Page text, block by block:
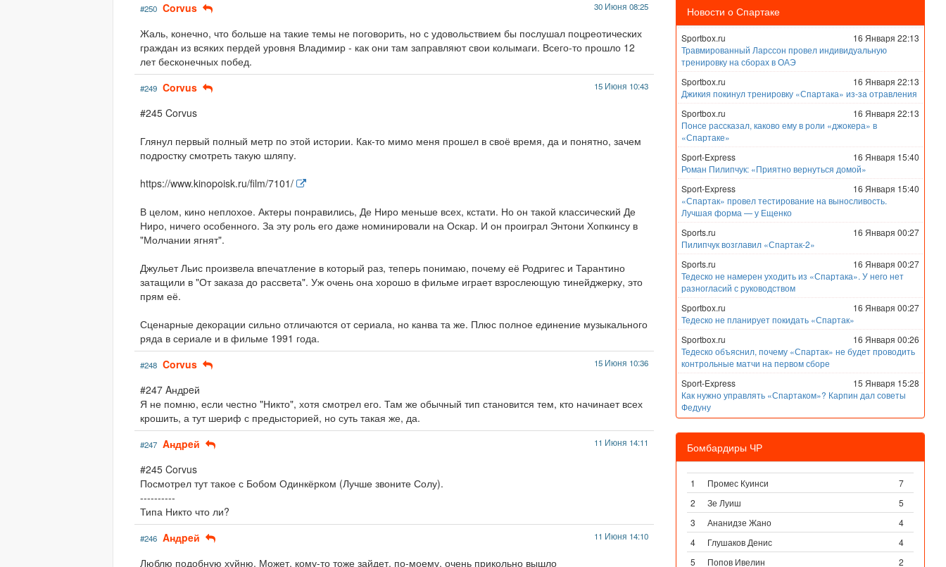
#250 Corvus 30 Июня 08:25
Жаль, конечно, что больше на такие темы не поговорить, но с удовольствием бы послушал поцреотических
граждан из всяких пердей уровня Владимир - как они там заправляют свои колымаги. Всего-то прошло 12
лет бесконечных побед.
#249 Corvus 15 Июня 10:43
#245 Corvus
Глянул первый полный метр по этой истории. Как-то мимо меня прошел в своё время, да и понятно, зачем
подростку смотреть такую шляпу.
https://www.kinopoisk.ru/film/7101/
В целом, кино неплохое. Актеры понравились, Де Ниро меньше всех, кстати. Но он такой классический Де
Ниро, ничего особенного. За эту роль его даже номинировали на Оскар. И он проиграл Энтони Хопкинсу в
"Молчании ягнят".
Джульет Льис произвела впечатление в который раз, теперь понимаю, почему её Родригес и Тарантино
затащили в "От заказа до рассвета". Уж очень она хорошо в фильме играет взрослеющую тинейджерку, это
прям её.
Сценарные декорации сильно отличаются от сериала, но канва та же. Плюс полное единение музыкального
ряда в сериале и в фильме 1991 года.
#248 Corvus 15 Июня 10:36
#247 Aндpeй
Я не помню, если честно "Никто", хотя смотрел его. Там же обычный тип становится тем, кто начинает всех
крошить, а тут шериф с предысторией, но суть такая же, да.
#247 Aндpeй 11 Июня 14:11
#245 Corvus
Посмотрел тут такое с Бобом Одинкёрком (Лучше звоните Солу).
----------
Типа Никто что ли?
#246 Aндpeй 11 Июня 14:10
Люблю подобную хуйню. Может, кому-то тоже зайдет, по-моему, очень прикольно вышло
Новости о Спартаке
Sportbox.ru
16 Января 22:13
Травмированный Ларссон провел индивидуальную
тренировку на сборах в ОАЭ
Sportbox.ru
16 Января 22:13
Джикия покинул тренировку «Спартака» из-за отравления
Sportbox.ru
16 Января 22:13
Понсе рассказал, каково ему в роли «джокера» в
«Спартаке»
Sport-Express
16 Января 15:40
Роман Пилипчук: «Приятно вернуться домой»
Sport-Express
16 Января 15:40
«Спартак» провел тестирование на выносливость.
Лучшая форма — у Ещенко
Sports.ru
16 Января 00:27
Пилипчук возглавил «Спартак-2»
Sports.ru
16 Января 00:27
Тедеско не намерен уходить из «Спартака». У него нет
разногласий с руководством
Sportbox.ru
16 Января 00:27
Тедеско не планирует покидать «Спартак»
Sportbox.ru
16 Января 00:26
Тедеско объяснил, почему «Спартак» не будет проводить
контрольные матчи на первом сборе
Sport-Express
15 Января 15:28
Как нужно управлять «Спартаком»? Карпин дал советы
Федуну
Бомбардиры ЧР
1 Промес Куинси
7
2
Зе Луиш
5
3
Ананидзе Жано
4
4
Глушаков Денис
4
5
Попов Ивелин
2